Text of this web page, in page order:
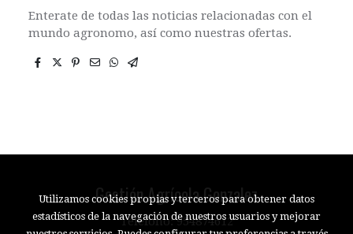
Enterate de todas las noticias relacionadas con el
mundo agronomo, así como nuestras ofertas.
Gestión Agrícola Gonzalez
Teléfono: 954874612
Utilizamos cookies propias y terceros para obtener datos
estadísticos de la navegación de nuestros usuarios y mejorar